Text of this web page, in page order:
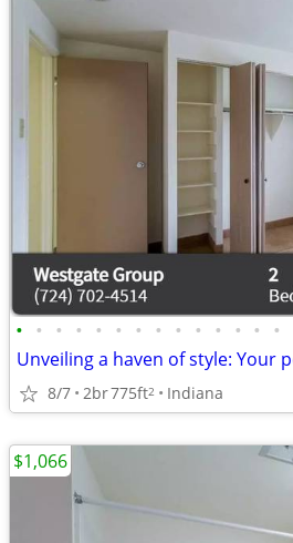
• • • • • • • • • • • • • •
Unveiling a haven of style: Your
8/7 2br775ft2 Indiana
$1,066